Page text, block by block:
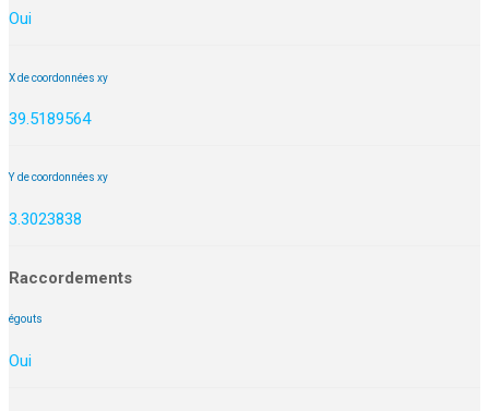
Oui
X de coordonnées xy
39.5189564
Y de coordonnées xy
3.3023838
Raccordements
égouts
Oui